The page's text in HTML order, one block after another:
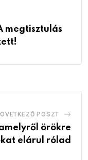
megtisztulás
POSZT
örökre
elárul rólad